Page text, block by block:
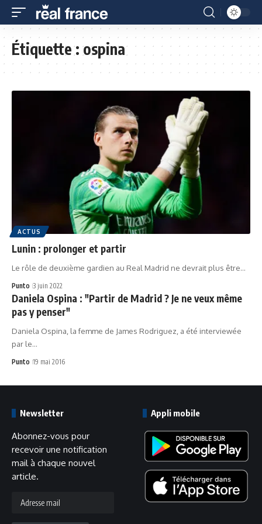
Étiquette :ospina
ACTUS
Lunin : prolonger et partir
Le rôle de deuxième gardien au Real Madrid ne devrait plus être…
Punto 3 juin 2022
Daniela Ospina : "Partir de Madrid ? Je ne veux même
pas y penser"
Daniela Ospina, la femme de James Rodriguez, a été interviewée
par le…
Punto 19 mai 2016
Newsletter
Abonnez-vous pour
recevoir une notification
mail à chaque nouvel
article.
mail
Appli mobile